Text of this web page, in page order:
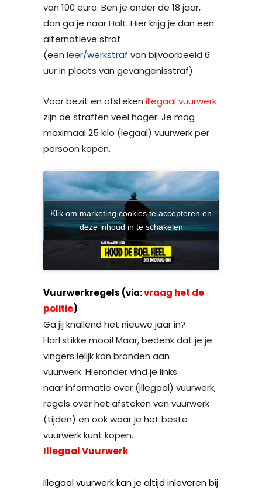
van 100 euro. Ben je onder de 18 jaar,
dan ga je naarHalt. Hier krijg je dan een
alternatieve straf
(een leer/werkstraf van bijvoorbeeld 6
uur in plaats van gevangenisstraf).
Voor bezit en afsteken illegaal vuurwerk
zijn de straffen veel hoger. Je mag
maximaal 25 kilo (legaal) vuurwerk per
persoon kopen.
Klik om marketing cookies te accepteren en
deze inhoud in te schakelen
Vuurwerkregels (via:vraag het de
politie)
Ga jij knallend het nieuwe jaar in?
Hartstikke mooi! Maar, bedenk dat je je
vingers lelijk kan branden aan
vuurwerk. Hieronder vind je links
naar informatie over (illegaal) vuurwerk,
regels over het afsteken van vuurwerk
(tijden) en ook waar je het beste
vuurwerk kunt kopen.
Illegaal Vuurwerk
Illegaal vuurwerk kan je altijd inleveren bij